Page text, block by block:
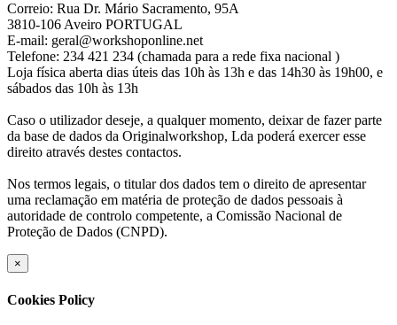
Correio: Rua Dr. Mário Sacramento, 95A
3810-106 Aveiro PORTUGAL
E-mail: geral@workshoponline.net
Telefone: 234 421 234 (chamada para a rede fixa nacional )
Loja física aberta dias úteis das 10h às 13h e das 14h30 às 19h00, e
sábados das 10h às 13h
Caso o utilizador deseje, a qualquer momento, deixar de fazer parte
da base de dados da Originalworkshop, Lda poderá exercer esse
direito através destes contactos.
Nos termos legais, o titular dos dados tem o direito de apresentar
uma reclamação em matéria de proteção de dados pessoais à
autoridade de controlo competente, a Comissão Nacional de
Proteção de Dados (CNPD).
×
Cookies Policy